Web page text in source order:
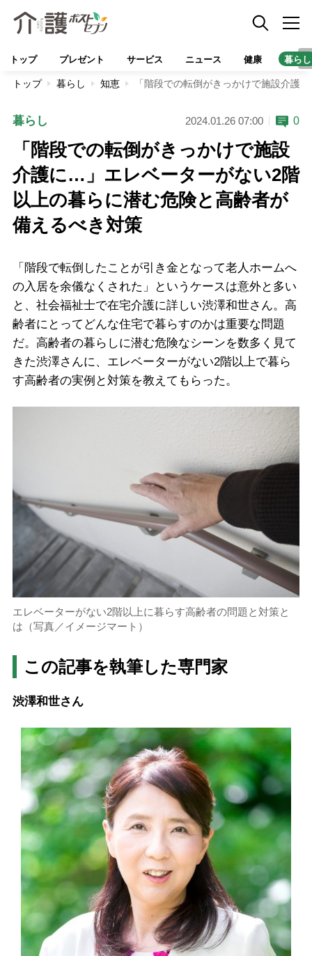
トップ プレゼント サービス ニュース 健康 暮らし
トップ 暮らし 知恵 「階段での転倒がきっかけで施設介護
暮らし 2024.01.26 07:00 0
「階段での転倒がきっかけで施設
介護に…」エレベーターがない2階
以上の暮らに潜む危険と高齢者が
備えるべき対策
「階段で転倒したことが引き金となって老人ホームへ
の入居を余儀なくされた」というケースは意外と多い
と、社会福祉士で在宅介護に詳しい渋澤和世さん。高
齢者にとってどんな住宅で暮らすのかは重要な問題
だ。高齢者の暮らしに潜む危険なシーンを数多く見て
きた渋澤さんに、エレベーターがない2階以上で暮ら
す高齢者の実例と対策を教えてもらった。
エレベーターがない2階以上に暮らす高齢者の問題と対策と
は（写真／イメージマート）
この記事を執筆した専門家
渋澤和世さん